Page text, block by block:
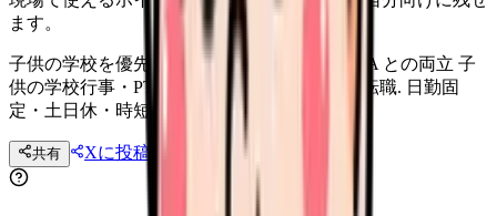
ます。
子供の学校を優先する看護師転職｜通学・PTA との両立 子
供の学校行事・PTA・通学と両立する看護師転職. 日勤固
定・土日休・時短可の職場選び.
共有 Xに投稿 LINE 投稿文コピー